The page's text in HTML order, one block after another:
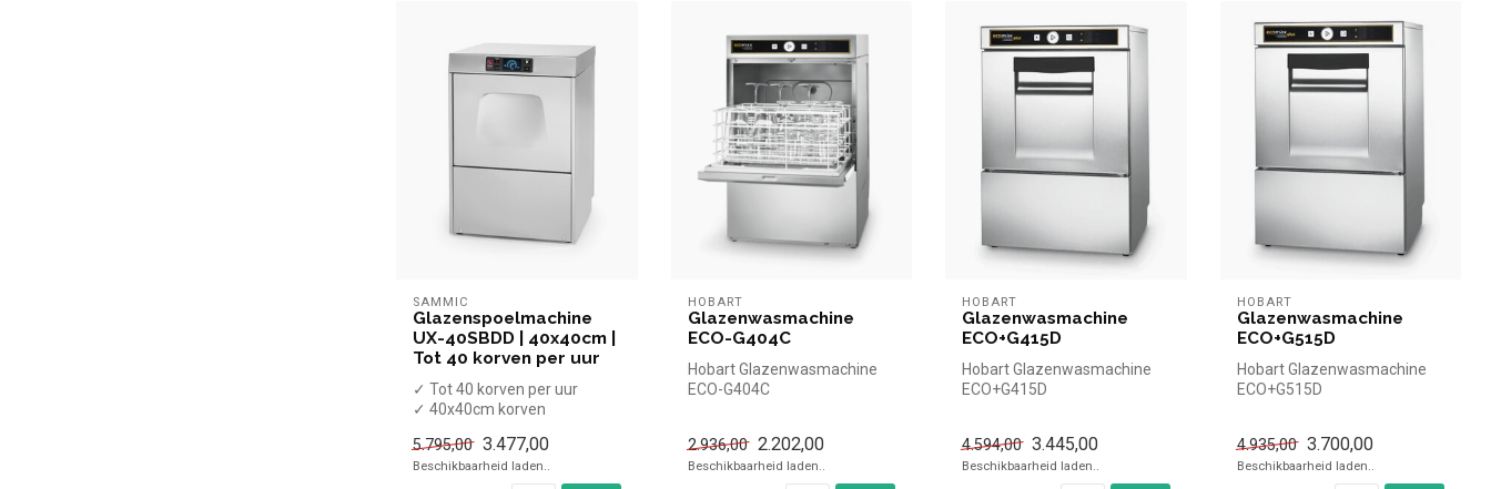
SAMMIC
Glazenspoelmachine
UX-40SBDD | 40x40cm |
Tot 40 korven per uur
✓ Tot 40 korven per uur
✓ 40x40cm korven
✓ 4 Progra...
5.795,00 3.477,00
Beschikbaarheid laden..
HOBART
Glazenwasmachine
ECO-G404C
Hobart Glazenwasmachine
ECO-G404C
2.936,00 2.202,00
Beschikbaarheid laden..
HOBART
Glazenwasmachine
ECO+G415D
Hobart Glazenwasmachine
ECO+G415D
4.594,00 3.445,00
Beschikbaarheid laden..
HOBART
Glazenwasmachine
ECO+G515D
Hobart Glazenwasmachine
ECO+G515D
4.935,00 3.700,00
Beschikbaarheid laden..